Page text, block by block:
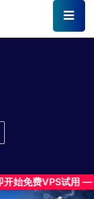
费VPS试用 — 无需